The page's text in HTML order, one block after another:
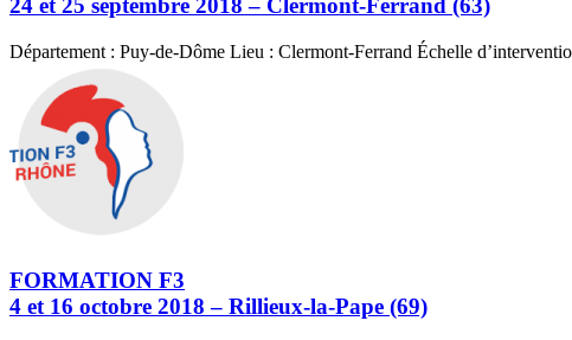
24 et 25 septembre 2018 – Clermont-Ferrand (63)
Département : Puy-de-Dôme Lieu : Clermont-Ferrand Échelle
FORMATION F3
4 et 16 octobre 2018 – Rillieux-la-Pape (69)